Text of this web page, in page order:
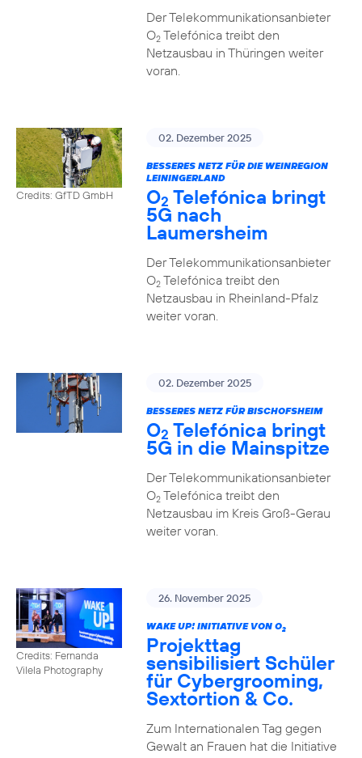
Der Telekommunikationsanbieter
O2Telefónica treibt den
Netzausbau in Thüringen weiter
voran.
Credits: GfTD GmbH
02. Dezember 2025
BESSERES NETZ FÜR DIE WEINREGION
LEININGERLAND
O2 Telefónica bringt
5G nach
Laumersheim
Der Telekommunikationsanbieter
O2Telefónica treibt den
Netzausbau in Rheinland-Pfalz
weiter voran.
02. Dezember 2025
BESSERES NETZ FÜR BISCHOFSHEIM
O2 Telefónica bringt
5G in die Mainspitze
Der Telekommunikationsanbieter
O2Telefónica treibt den
Netzausbau im Kreis Groß-Gerau
weiter voran.
Credits: Fernanda
Vilela Photography
26. November 2025
WAKE UP! INITIATIVE VON O2
Projekttag
sensibilisiert Schüler
für Cybergrooming,
Sextortion & Co.
Zum Internationalen Tag gegen
Gewalt an Frauen hat die Initiative